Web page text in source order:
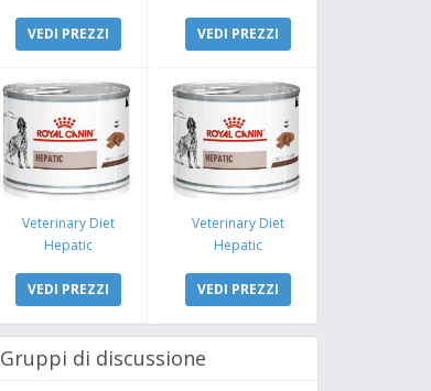
VEDI PREZZI
VEDI PREZZI
Veterinary Diet
Hepatic
VEDI PREZZI
Veterinary Diet
Hepatic
VEDI PREZZI
Gruppi di discussione